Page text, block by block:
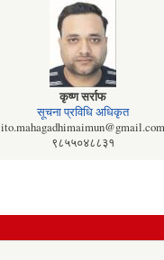
कृष्ण सर्राफ
सूचना प्रविधि अधिकृत
ito.mahagadhimaimun@gmail.com
९८५५०४८८३१